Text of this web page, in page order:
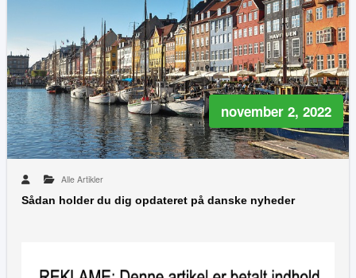
november 2, 2022
Alle Artikler
Sådan holder du dig opdateret på danske nyheder